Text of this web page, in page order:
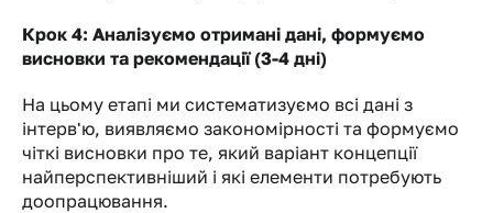
Крок 4: Аналізуємо отримані дані, формуємо
висновки та рекомендації (3-4 дні)
На цьому етапі ми систематизуємо всі дані з
інтерв'ю, виявляємо закономірності та формуємо
чіткі висновки про те, який варіант концепції
найперспективніший і які елементи потребують
доопрацювання.